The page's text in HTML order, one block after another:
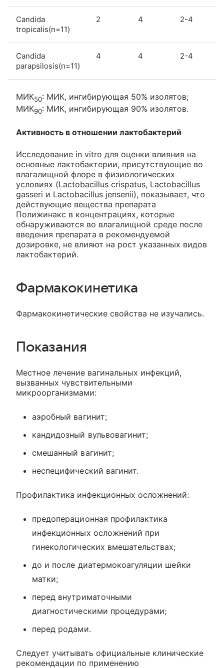
Candida
tropicalis(n=11)
2 4 2-4
Candida
parapsilosis(n=11)
4 4 2-4
МИК50: МИК, ингибирующая 50% изолятов;
МИК90: МИК, ингибирующая 90% изолятов.
Активность в отношении лактобактерий
Исследование in vitro для оценки влияния на
основные лактобактерии, присутствующие во
влагалищной флоре в физиологических
условиях (Lactobacillus crispatus, Lactobacillus
gasseri и Lactobacillus jensenii), показывает, что
действующие вещества препарата
Полижинакс в концентрациях, которые
обнаруживаются во влагалищной среде после
введения препарата в рекомендуемой
дозировке, не влияют на рост указанных видов
лактобактерий.
Фармакокинетика
Фармакокинетические свойства не изучались.
Показания
Местное лечение вагинальных инфекций,
вызванных чувствительными
микроорганизмами:
аэробный вагинит;
кандидозный вульвовагинит;
смешанный вагинит;
неспецифический вагинит.
Профилактика инфекционных осложнений:
предоперационная профилактика
инфекционных осложнений при
гинекологических вмешательствах;
до и после диатермокоагуляции шейки
матки;
перед внутриматочными
диагностическими процедурами;
перед родами.
Следует учитывать официальные клинические
рекомендации по применению